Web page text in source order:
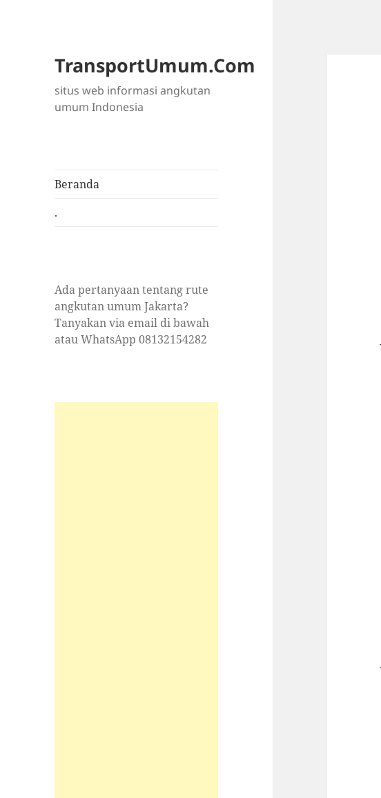
TransportUmum.Com
situs web informasi angkutan
umum Indonesia
Beranda
.
Ada pertanyaan tentang rute
angkutan umum Jakarta?
Tanyakan via email di bawah
atau WhatsApp 08132154282